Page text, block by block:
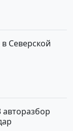
Северской
авторазбор